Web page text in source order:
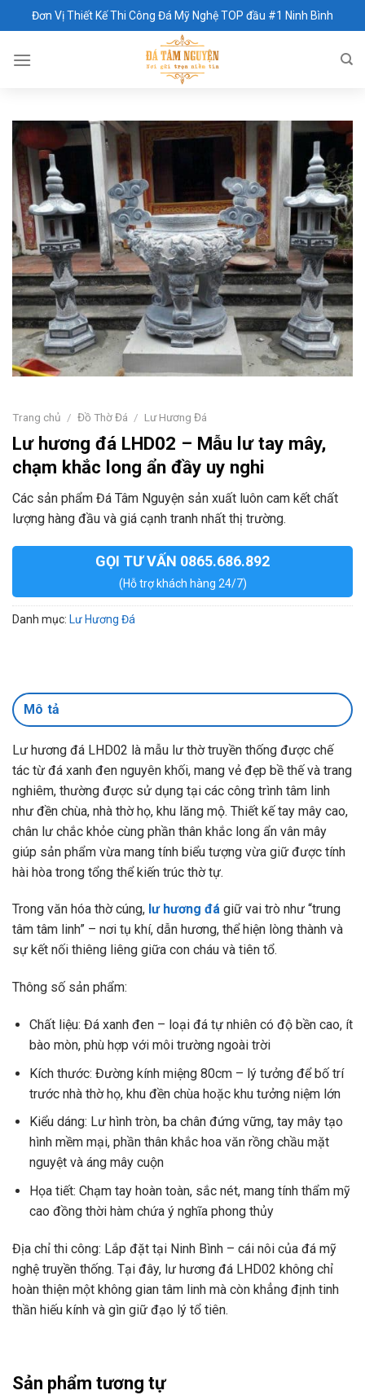
to
Đơn Vị Thiết Kế Thi Công Đá Mỹ Nghệ TOP đầu #1 Ninh Bình
Trang chủ / Đồ Thờ Đá / Lư Hương Đá
Lư hương đá LHD02 – Mẫu lư tay mây,
chạm khắc long ẩn đầy uy nghi
Các sản phẩm Đá Tâm Nguyện sản xuất luôn cam kết chất
lượng hàng đầu và giá cạnh tranh nhất thị trường.
GỌI TƯ VẤN 0865.686.892
(Hỗ trợ khách hàng 24/7)
Danh mục: Lư Hương Đá
Mô tả
Lư hương đá LHD02 là mẫu lư thờ truyền thống được chế
tác từ đá xanh đen nguyên khối, mang vẻ đẹp bề thế và trang
nghiêm, thường được sử dụng tại các công trình tâm linh
như đền chùa, nhà thờ họ, khu lăng mộ. Thiết kế tay mây cao,
chân lư chắc khỏe cùng phần thân khắc long ẩn vân mây
giúp sản phẩm vừa mang tính biểu tượng vừa giữ được tính
hài hòa trong tổng thể kiến trúc thờ tự.
Trong văn hóa thờ cúng, lư hương đá giữ vai trò như “trung
tâm tâm linh” – nơi tụ khí, dẫn hương, thể hiện lòng thành và
sự kết nối thiêng liêng giữa con cháu và tiên tổ.
Thông số sản phẩm:
Chất liệu: Đá xanh đen – loại đá tự nhiên có độ bền cao, ít
bào mòn, phù hợp với môi trường ngoài trời
Kích thước: Đường kính miệng 80cm – lý tưởng để bố trí
trước nhà thờ họ, khu đền chùa hoặc khu tưởng niệm lớn
Kiểu dáng: Lư hình tròn, ba chân đứng vững, tay mây tạo
hình mềm mại, phần thân khắc hoa văn rồng chầu mặt
nguyệt và áng mây cuộn
Họa tiết: Chạm tay hoàn toàn, sắc nét, mang tính thẩm mỹ
cao đồng thời hàm chứa ý nghĩa phong thủy
Địa chỉ thi công: Lắp đặt tại Ninh Bình – cái nôi của đá mỹ
nghệ truyền thống. Tại đây, lư hương đá LHD02 không chỉ
hoàn thiện một không gian tâm linh mà còn khẳng định tinh
thần hiếu kính và gìn giữ đạo lý tổ tiên.
Sản phẩm tương tự